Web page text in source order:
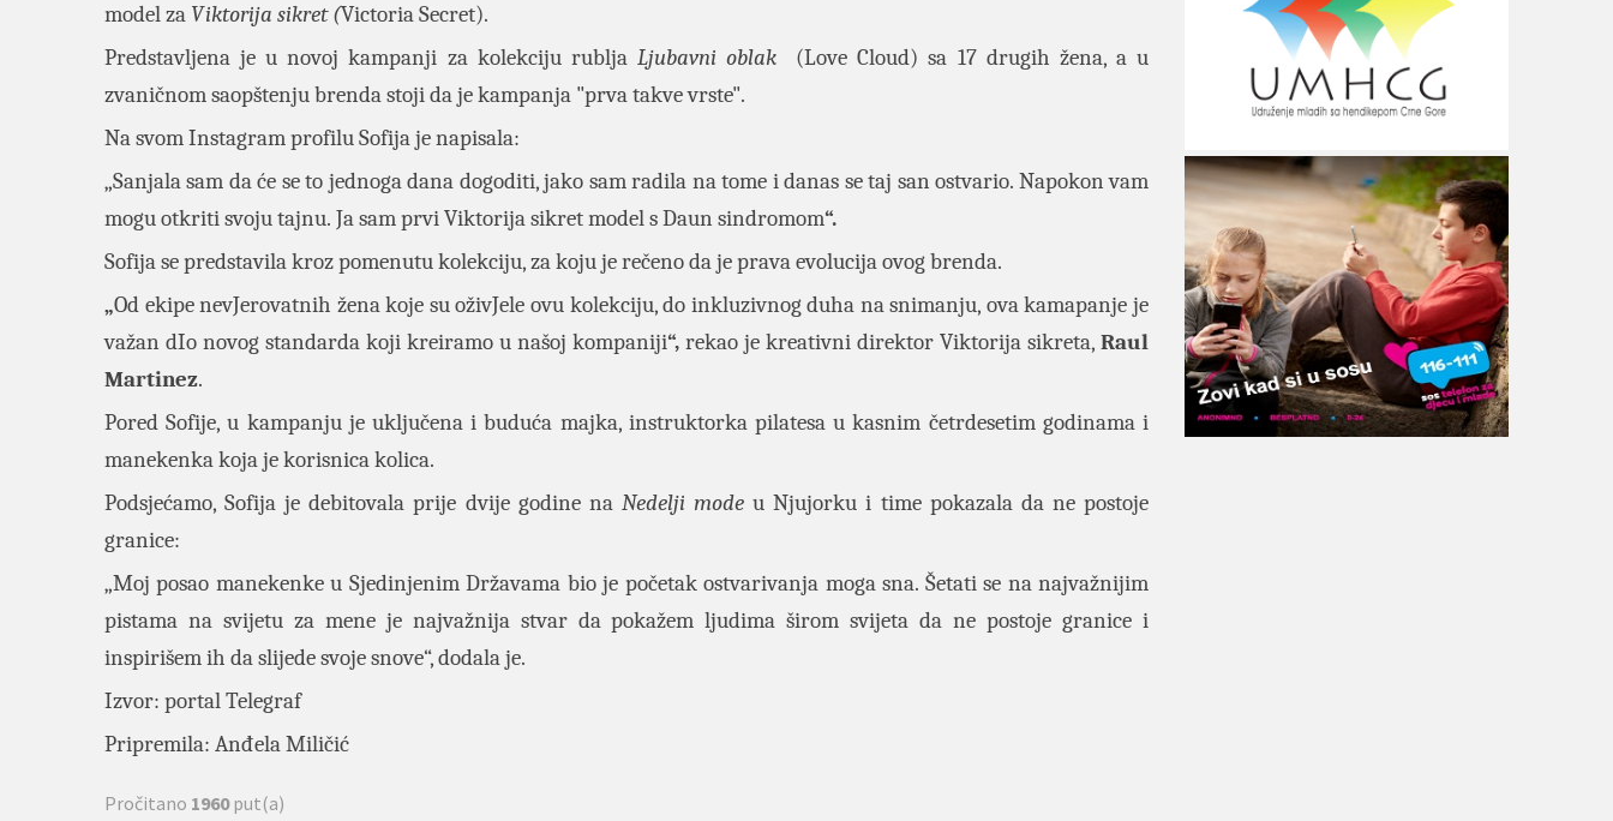
model za Viktorija sikret (Victoria Secret).
Predstavljena je u novoj kampanji za kolekciju rublja Ljubavni oblak (Love Cloud) sa 17 drugih žena, a u
zvaničnom saopštenju brenda stoji da je kampanja "prva takve vrste".
Na svom Instagram profilu Sofija je napisala:
„Sanjala sam da će se to jednoga dana dogoditi, jako sam radila na tome i danas se taj san ostvario. Napokon vam
mogu otkriti svoju tajnu. Ja sam prvi Viktorija sikret model s Daun sindromom“.
Sofija se predstavila kroz pomenutu kolekciju, za koju je rečeno da je prava evolucija ovog brenda.
„Od ekipe nevJerovatnih žena koje su oživJele ovu kolekciju, do inkluzivnog duha na snimanju, ova kamapanje je
važan dIo novog standarda koji kreiramo u našoj kompaniji“, rekao je kreativni direktor Viktorija sikreta, Raul
Martinez.
Pored Sofije, u kampanju je uključena i buduća majka, instruktorka pilatesa u kasnim četrdesetim godinama i
manekenka koja je korisnica kolica.
Podsjećamo, Sofija je debitovala prije dvije godine na Nedelji mode u Njujorku i time pokazala da ne postoje
granice:
„Moj posao manekenke u Sjedinjenim Državama bio je početak ostvarivanja moga sna. Šetati se na najvažnijim
pistama na svijetu za mene je najvažnija stvar da pokažem ljudima širom svijeta da ne postoje granice i
inspirišem ih da slijede svoje snove“, dodala je.
Izvor: portalTelegraf
Pripremila: Anđela Miličić
Pročitano 1960put(a)